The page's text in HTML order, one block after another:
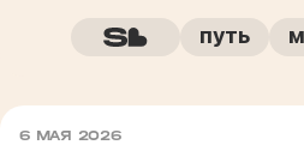
путь
6 МАЯ 2026